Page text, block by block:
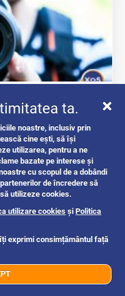
Trimite mesaj
1y
ta.
noastre, inclusiv prin
cine ești, să își
utilizarea, pentru a ne
bazate pe interese și
cu scopul de a dobândi
de încredere să
utilizeze cookies.
utilizare cookies șiPolitica
exprimi consimțământul față